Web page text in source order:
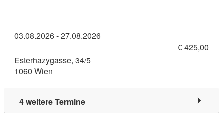
03.08.2026 - 27.08.2026
€ 425,00
Esterhazygasse, 34/5
1060 Wien
4 weitere Termine